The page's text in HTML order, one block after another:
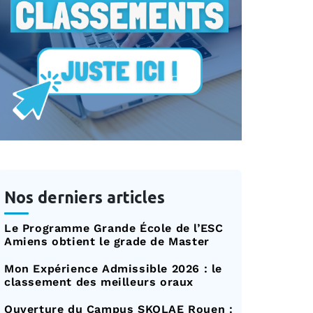
Nos derniers articles
Le Programme Grande École de l’ESC
Amiens obtient le grade de Master
Mon Expérience Admissible 2026 : le
classement des meilleurs oraux
Ouverture du Campus SKOLAE Rouen :